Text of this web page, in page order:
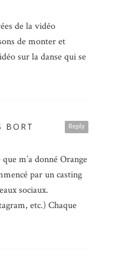
de la vidéo
de monter et
sur la danse qui se
Reply
BORT
m’a donné Orange
par un casting
sociaux.
etc.) Chaque